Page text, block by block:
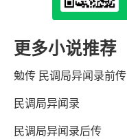
更多小说推荐
勉传 民调局异闻录前传
民调局异闻录
民调局异闻录后传